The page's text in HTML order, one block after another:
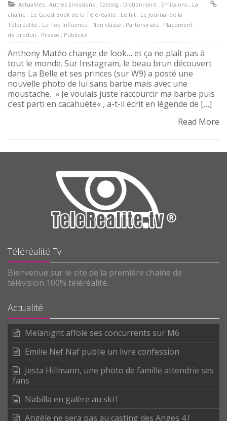
Actualités , Autres Emissions , Casting , Dictionnaire , Emissions , La
chaîne , Le Guest Book de la Téléréalité , Le hit , Le Journal de la
Téléréalité , Le Top Influence , Non classé , Partenariats , Placement
de produit , Presse , Publicité
Anthony Matéo change de look… et ça ne plaît pas à
tout le monde. Sur Instagram, le beau brun découvert
dans La Belle et ses princes (sur W9) a posté une
nouvelle photo de lui sans barbe mais avec une
moustache. « Je voulais juste raccourcir ma barbe puis
c’est parti en cacahuète« , a-t-il écrit en légende de […]
Read More
Téléréalité Tv
Bienvenue sur le site de la première chaîne de
télévision 100% téléréalité.
Actualité
Melanight affole ses concurrents sur M6
Emilie Nef Naf publie un livre confession
Jesta Hillmann, une photo de famille attendrie ses
fans
Nabilla en galère au ski !
Angèle ne sera pas au casting des Anges 4 !